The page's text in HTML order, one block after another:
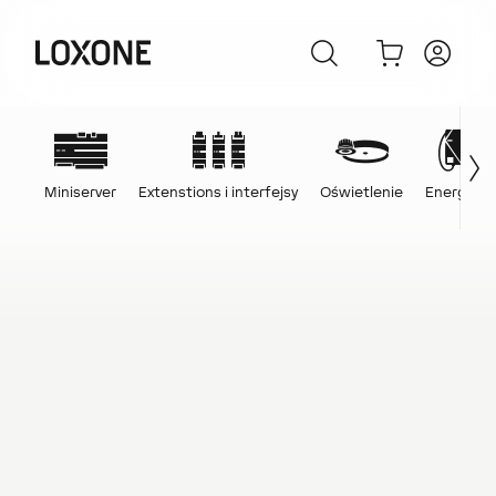
Miniserver Extenstions i interfejsy Oświetlenie Energia